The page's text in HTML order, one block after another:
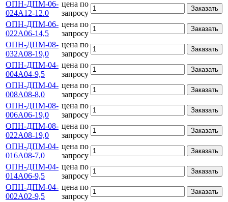
ОПН-ДПМ-06-
024А12-12.0
цена по
запросу
Заказать
ОПН-ДПМ-06-
022А06-14,5
цена по
запросу
Заказать
ОПН-ДПМ-08-
032А08-19,0
цена по
запросу
Заказать
ОПН-ДПМ-04-
004А04-9,5
цена по
запросу
Заказать
ОПН-ДПМ-04-
008А08-8,0
цена по
запросу
Заказать
ОПН-ДПМ-08-
006А06-19,0
цена по
запросу
Заказать
ОПН-ДПМ-08-
022А08-19,0
цена по
запросу
Заказать
ОПН-ДПМ-04-
016А08-7,0
цена по
запросу
Заказать
ОПН-ДПМ-04-
014А06-9,5
цена по
запросу
Заказать
ОПН-ДПМ-04-
002А02-9,5
цена по
запросу
Заказать